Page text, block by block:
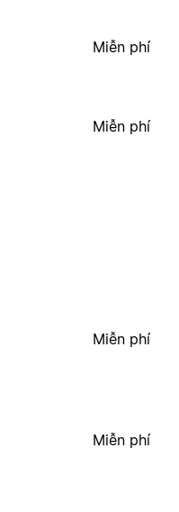
Miễn phí
Miễn phí
Miễn phí
Miễn phí